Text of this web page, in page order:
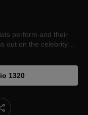
perform and their
out on the celebrity
1320